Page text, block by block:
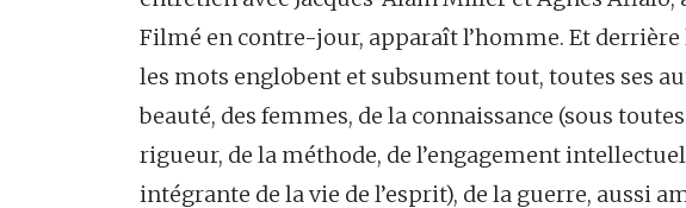
Filmé en contre-jour, apparaît l’homme. Et
les mots englobent et subsument tout, toutes ses
beauté, des femmes, de la connaissance (sous
rigueur, de la méthode, de l’engagement
intégrante de la vie de l’esprit), de la guerre, aussi